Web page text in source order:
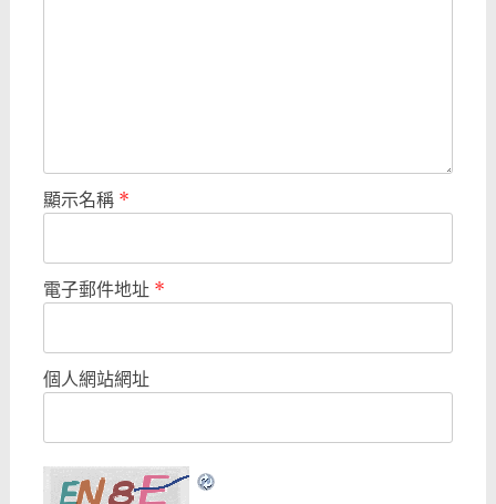
顯示名稱 *
電子郵件地址 *
個人網站網址